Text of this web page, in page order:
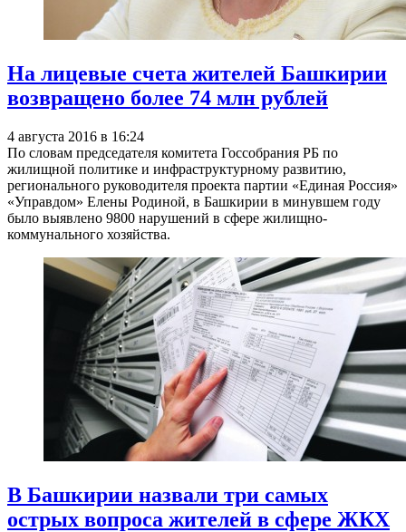
На лицевые счета жителей Башкирии
возвращено более 74 млн рублей
4 августа 2016 в 16:24
По словам председателя комитета Госсобрания РБ по
жилищной политике и инфраструктурному развитию,
регионального руководителя проекта партии «Единая Россия»
«Управдом» Елены Родиной, в Башкирии в минувшем году
было выявлено 9800 нарушений в сфере жилищно-
коммунального хозяйства.
В Башкирии назвали три самых
острых вопроса жителей в сфере ЖКХ